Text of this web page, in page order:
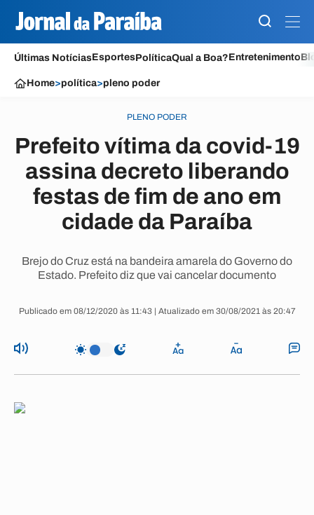
Últimas NotíciasEsportesPolíticaQual a Boa?Entretenimento
Home>política>pleno poder
PLENO PODER
Prefeito vítima da covid-19
assina decreto liberando
festas de fim de ano em
cidade da Paraíba
Brejo do Cruz está na bandeira amarela do Governo do
Estado. Prefeito diz que vai cancelar documento
Publicado em 08/12/2020 às 11:43 | Atualizado em 30/08/2021 às 20:47